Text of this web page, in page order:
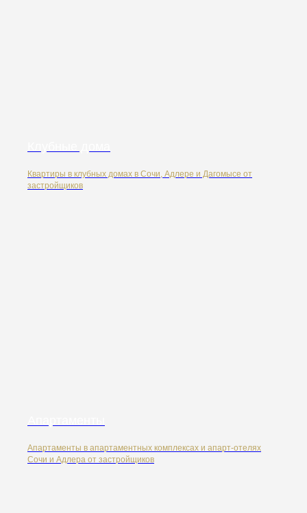
Квартиры в клубных домах в Сочи, Адлере и Дагомысе от
застройщиков
Апартаменты в апартаментных комплексах и апарт-отелях
Сочи и Адлера от застройщиков